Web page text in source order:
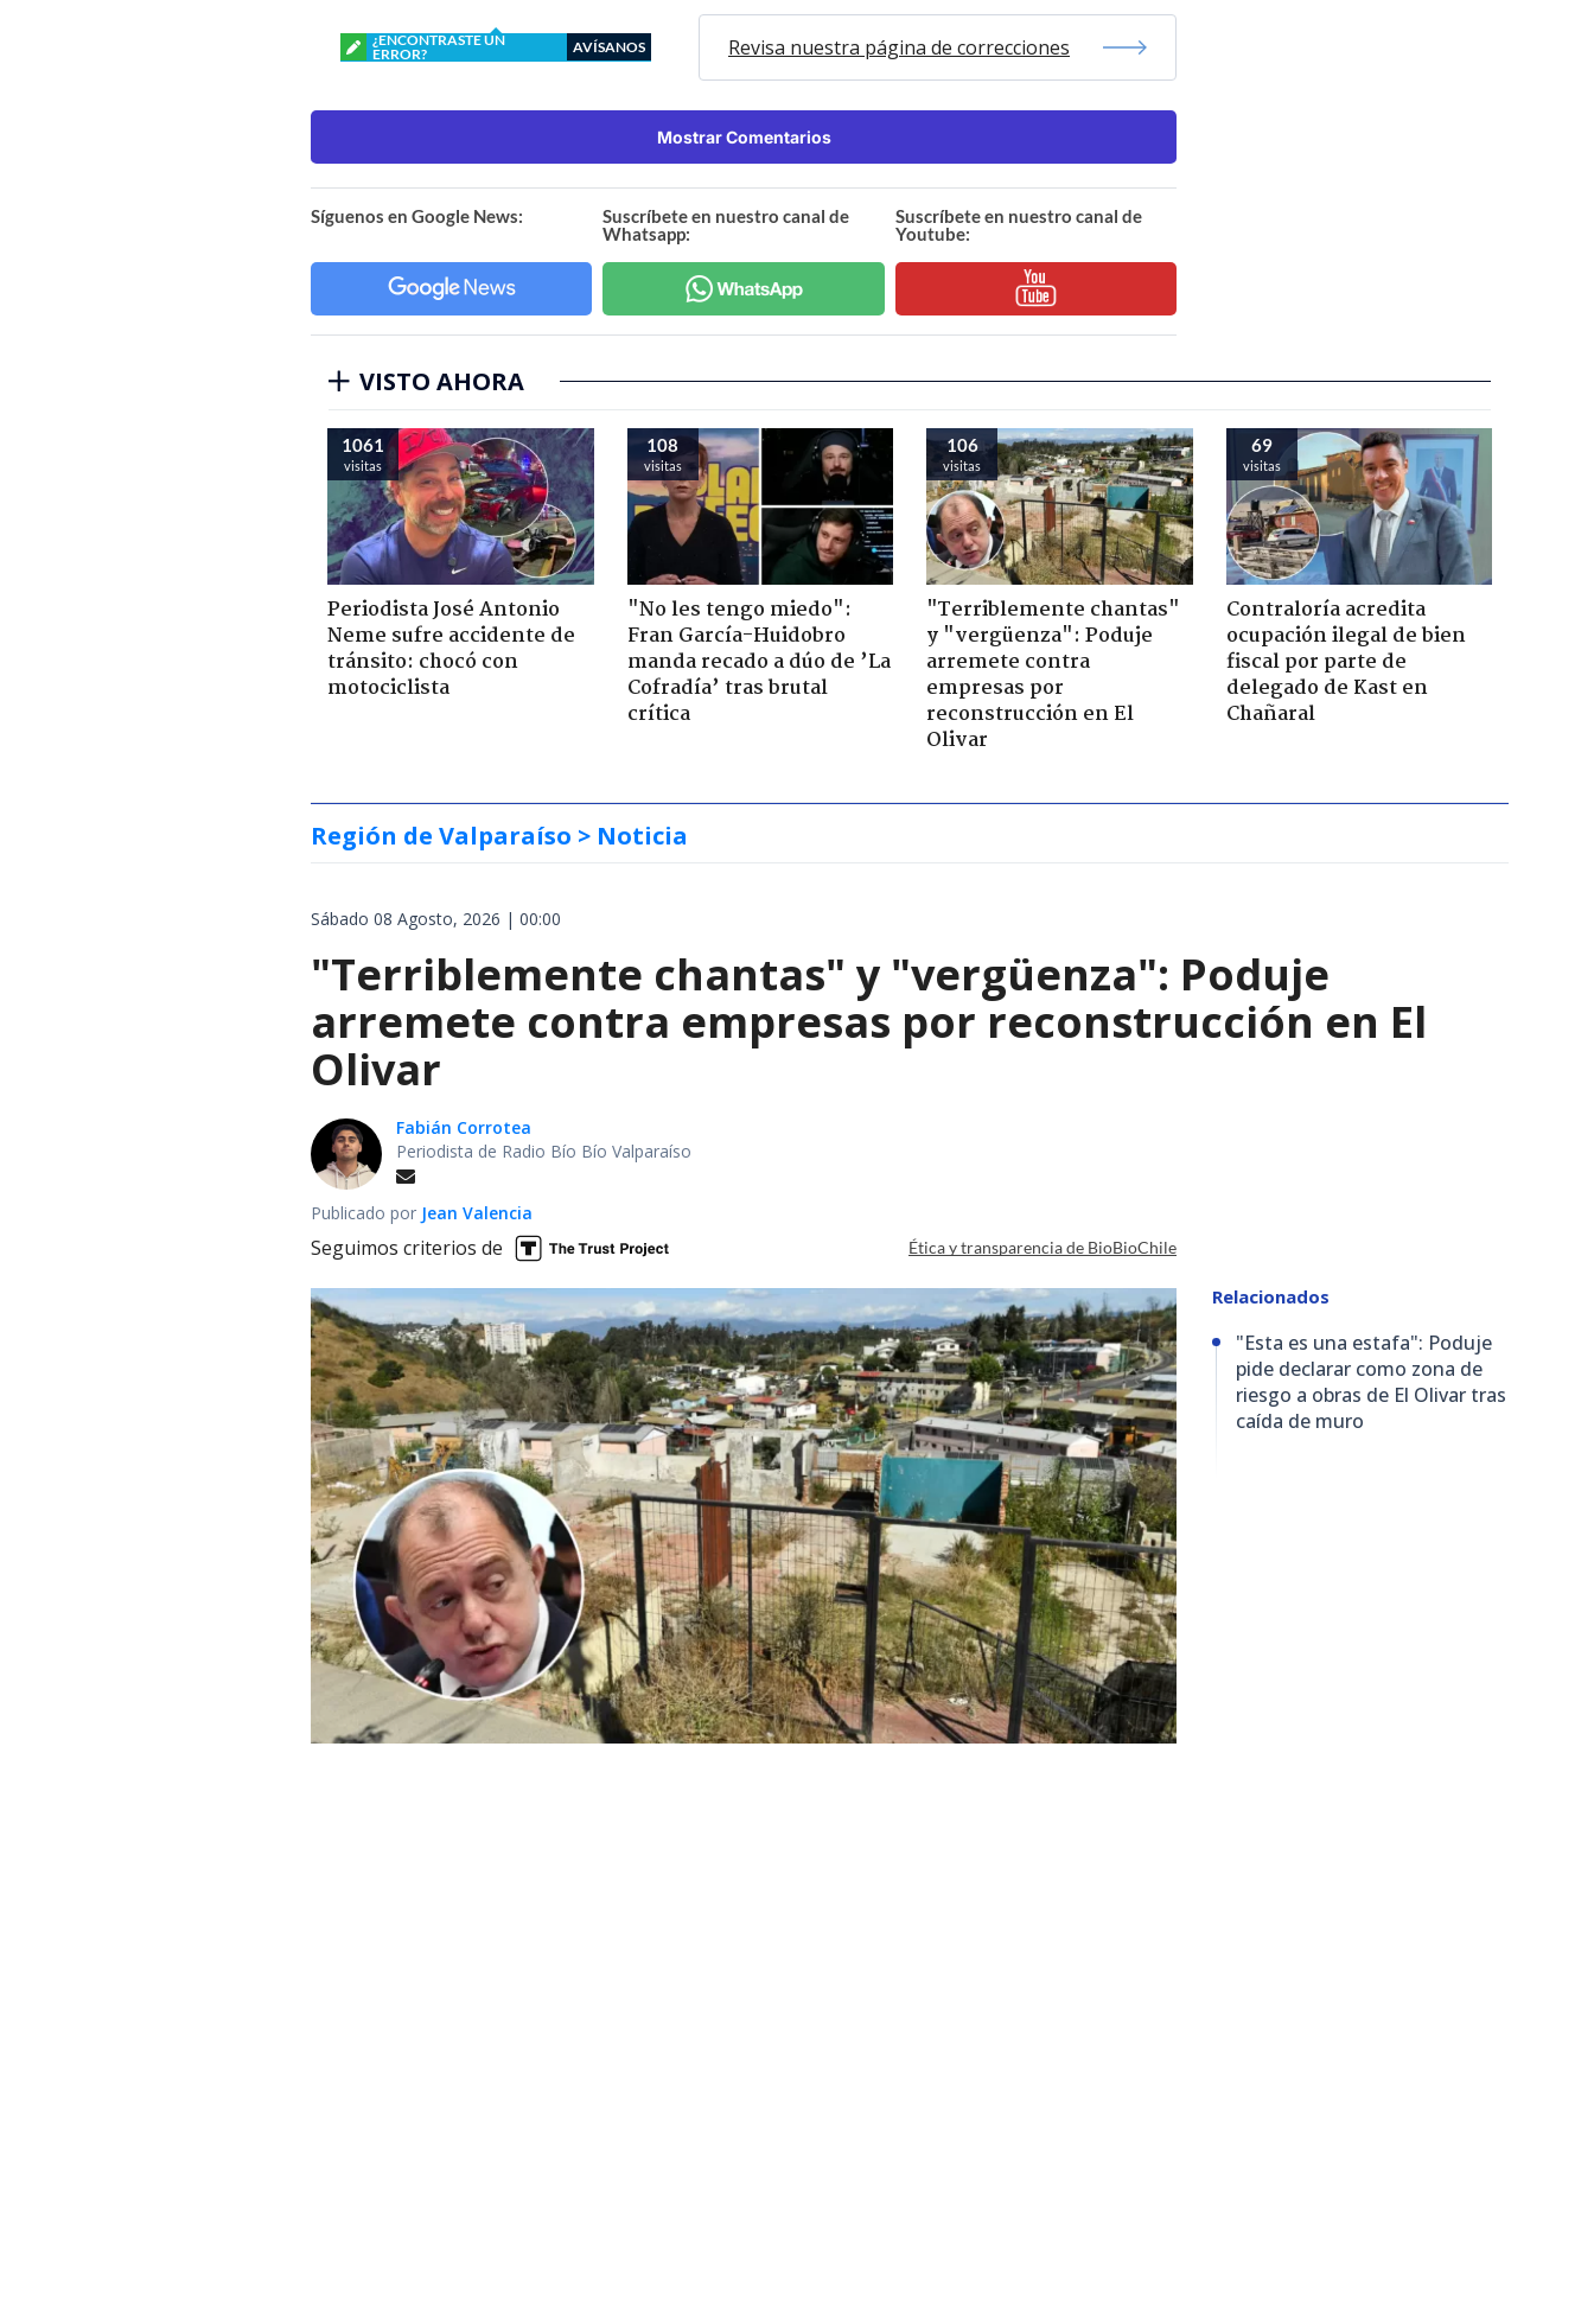
¿ENCONTRASTE UN
ERROR?
AVÍSANOS Revisa nuestra página de correcciones
Mostrar Comentarios
Síguenos en Google News:
Suscríbete en nuestro canal de
Whatsapp:
Suscríbete en nuestro canal de
Youtube:
VISTO AHORA
1061
visitas
Periodista José Antonio
Neme sufre accidente de
tránsito: chocó con
motociclista
108
visitas
"No les tengo miedo":
Fran García-Huidobro
manda recado a dúo de ’La
Cofradía’ tras brutal
crítica
106
visitas
"Terriblemente chantas"
y "vergüenza": Poduje
arremete contra
empresas por
reconstrucción en El
Olivar
69
visitas
Contraloría acredita
ocupación ilegal de bien
fiscal por parte de
delegado de Kast en
Chañaral
Región de Valparaíso > Noticia
Sábado 08 Agosto, 2026 | 00:00
"Terriblemente chantas" y "vergüenza": Poduje
arremete contra empresas por reconstrucción en El
Olivar
Fabián Corrotea
Periodista de Radio Bío Bío Valparaíso
Publicado por Jean Valencia
Seguimos criterios de Ética y transparencia de BioBioChile
Relacionados
"Esta es una estafa": Poduje
pide declarar como zona de
riesgo a obras de El Olivar tras
caída de muro